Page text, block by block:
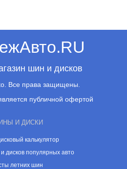
шин и дисков
Все права защищены.
публичной офертой
И ДИСКИ
калькулятор
дисков популярных авто
летних шин